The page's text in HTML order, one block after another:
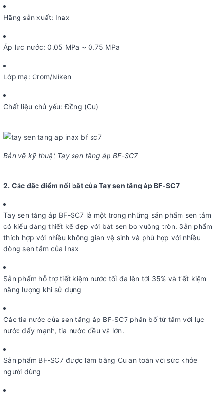
Hãng sản xuất: Inax
Áp lực nước: 0.05 MPa ~ 0.75 MPa
Lớp mạ: Crom/Niken
Chất liệu chủ yếu: Đồng (Cu)
Bản vẽ kỹ thuật Tay sen tăng áp BF-SC7
2. Các đặc điểm nổi bật của Tay sen tăng áp BF-SC7
Tay sen tăng áp BF-SC7 là một trong những sản phẩm sen tắm
có kiểu dáng thiết kế đẹp với bát sen bo vuông tròn. Sản phẩm
thích hợp với nhiều không gian vệ sinh và phù hợp với nhiều
dòng sen tắm của Inax
Sản phẩm hỗ trợ tiết kiệm nước tối đa lên tới 35% và tiết kiệm
năng lượng khi sử dụng
Các tia nước của sen tăng áp BF-SC7 phân bố từ tâm với lực
nước đẩy mạnh, tia nước đều và lớn.
Sản phẩm BF-SC7 được làm bằng Cu an toàn với sức khỏe
người dùng